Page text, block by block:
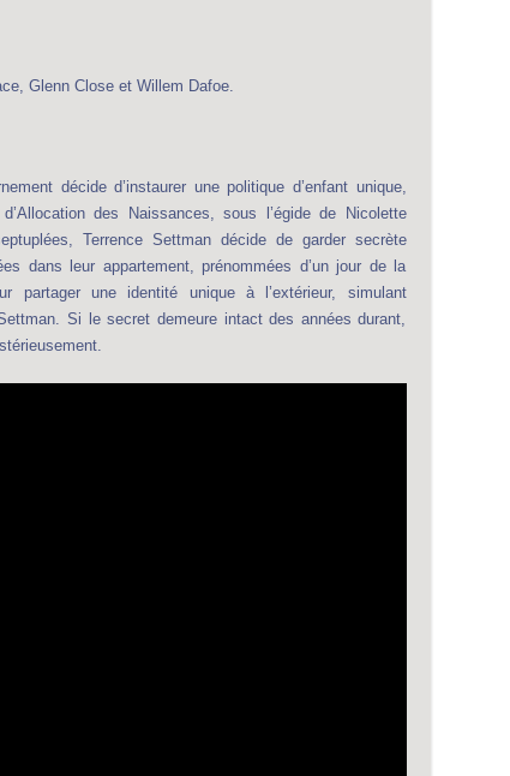
Glenn Close et Willem Dafoe.
décide d’instaurer une politique d’enfant unique,
des Naissances, sous l’égide de Nicolette
Terrence Settman décide de garder secrète
dans leur appartement, prénommées d’un jour de la
partager une identité unique à l’extérieur, simulant
Si le secret demeure intact des années durant,